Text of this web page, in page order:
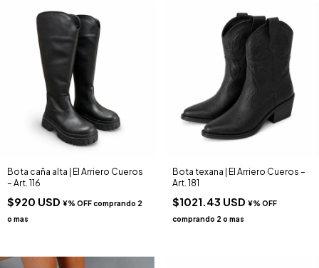
Bota caña alta | El Arriero Cueros
– Art. 116
$920 USD
Bota texana | El Arriero Cueros –
Art. 181
$1021.43 USD